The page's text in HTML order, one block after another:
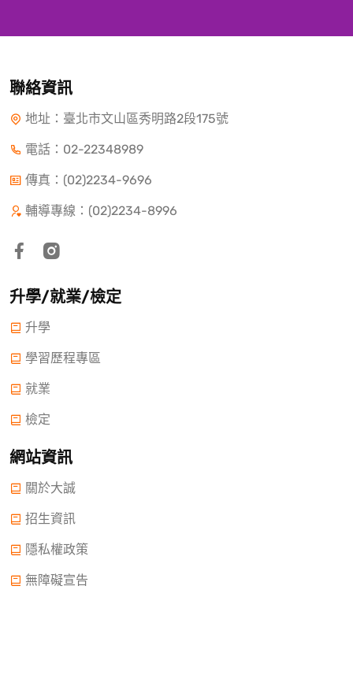
聯絡資訊
地址：臺北市文山區秀明路2段175號
電話： 02-22348989
傳真：(02)2234-9696
輔導專線：(02)2234-8996
升學/就業/檢定
升學
學習歷程專區
就業
檢定
網站資訊
關於大誠
招生資訊
隱私權政策
無障礙宣告